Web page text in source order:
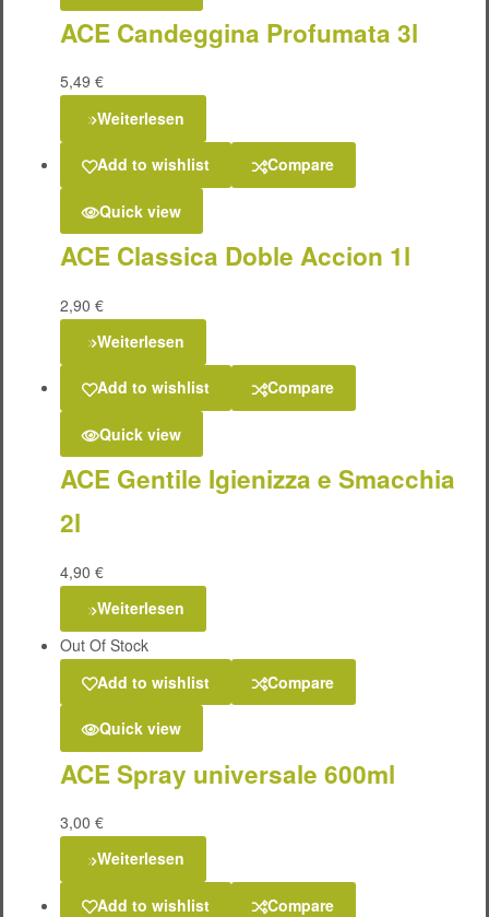
ACE Candeggina Profumata 3l
5,49 €
Weiterlesen
Add to wishlist Compare
Quick view
ACE Classica Doble Accion 1l
2,90 €
Weiterlesen
Add to wishlist Compare
Quick view
ACE Gentile Igienizza e Smacchia
2l
4,90 €
Weiterlesen
Out Of Stock
Add to wishlist
Compare
Quick view
ACE Spray universale 600ml
3,00 €
Weiterlesen
Add to wishlist Compare